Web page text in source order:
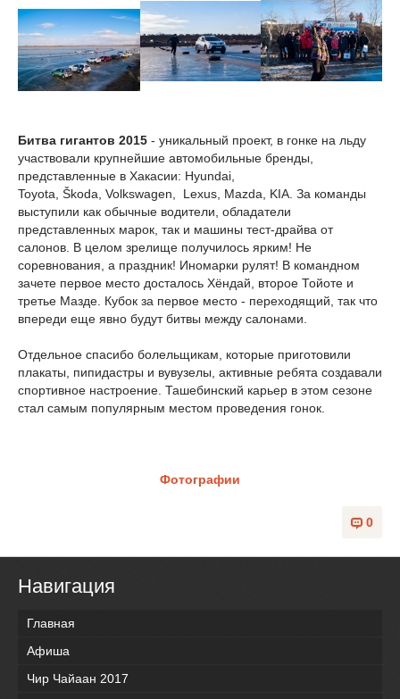
Битва гигантов 2015 - уникальный проект, в гонке на льду
участвовали крупнейшие автомобильные бренды,
представленные в Хакасии: Hyundai,
Toyota, Škoda, Volkswagen, Lexus, Mazda, KIA. За команды
выступили как обычные водители, обладатели
представленных марок, так и машины тест-драйва от
салонов. В целом зрелище получилось ярким! Не
соревнования, а праздник! Иномарки рулят! В командном
зачете первое место досталось Хёндай, второе Тойоте и
третье Мазде. Кубок за первое место - переходящий, так что
впереди еще явно будут битвы между салонами.
Отдельное спасибо болельщикам, которые приготовили
плакаты, пипидастры и вувузелы, активные ребята создавали
спортивное настроение. Ташебинский карьер в этом сезоне
стал самым популярным местом проведения гонок.
Фотографии
0
Навигация
Главная
Афиша
Чир Чайаан 2017